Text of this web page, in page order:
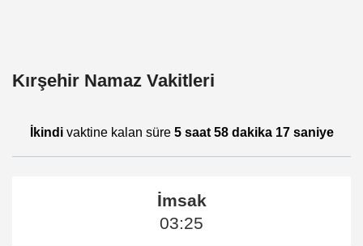
Kırşehir Namaz Vakitleri
İkindivaktine kalan süre 5 saat 58 dakika 16 saniye
İmsak
03:25